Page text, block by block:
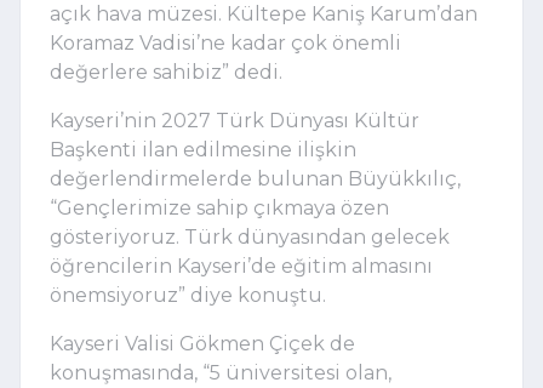
açık hava müzesi. Kültepe Kaniş Karum’dan
Koramaz Vadisi’ne kadar çok önemli
değerlere sahibiz” dedi.
Kayseri’nin 2027 Türk Dünyası Kültür
Başkenti ilan edilmesine ilişkin
değerlendirmelerde bulunan Büyükkılıç,
“Gençlerimize sahip çıkmaya özen
gösteriyoruz. Türk dünyasından gelecek
öğrencilerin Kayseri’de eğitim almasını
önemsiyoruz” diye konuştu.
Kayseri Valisi Gökmen Çiçek de
konuşmasında, “5 üniversitesi olan,